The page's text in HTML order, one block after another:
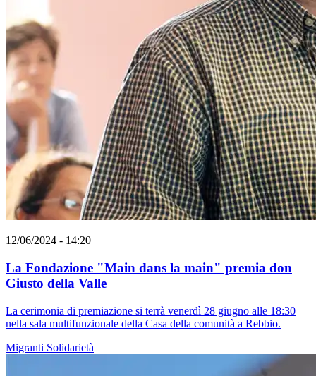
12/06/2024 - 14:20
La Fondazione "Main dans la main" premia don
Giusto della Valle
La cerimonia di premiazione si terrà venerdì 28 giugno alle 18:30
nella sala multifunzionale della Casa della comunità a Rebbio.
Migranti Solidarietà